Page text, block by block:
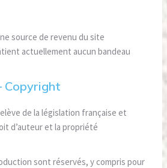
source de revenu du site
actuellement aucun bandeau
Copyright
de la législation française et
d’auteur et la propriété
sont réservés, y compris pour